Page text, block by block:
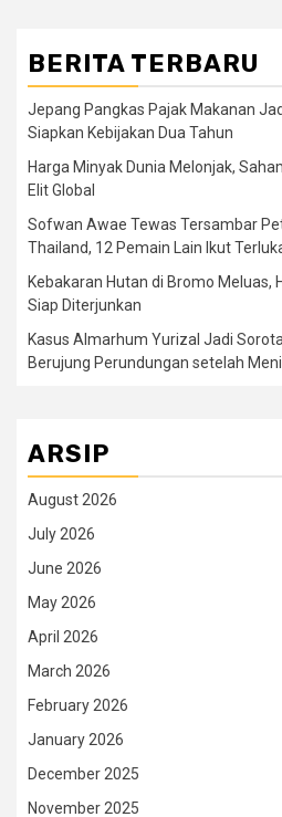
BERITA TERBARU
Jepang Pangkas Pajak Makanan
Siapkan Kebijakan Dua Tahun
Harga Minyak Dunia Melonjak,
Elit Global
Sofwan Awae Tewas Tersambar
Thailand, 12 Pemain Lain Ikut
Kebakaran Hutan di Bromo Meluas,
Siap Diterjunkan
Kasus Almarhum Yurizal Jadi
Berujung Perundungan setelah
ARSIP
August 2026
July 2026
June 2026
May 2026
April 2026
March 2026
February 2026
January 2026
December 2025
November 2025